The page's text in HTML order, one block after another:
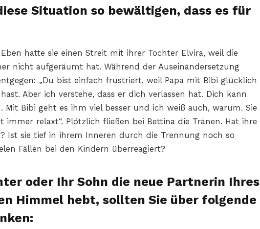
Situation so bewältigen, dass es für
hatte sie einen Streit mit ihrer Tochter Elvira, weil die
nicht aufgeräumt hat. Während der Auseinandersetzung
„Du bist einfach frustriert, weil Papa mit Bibi glücklich
Aber ich verstehe, dass er dich verlassen hat. Dich kann
Mit Bibi geht es ihm viel besser und ich weiß auch, warum. Sie
relaxt“. Plötzlich fließen bei Bettina die Tränen. Hat ihre
Ist sie tief in ihrem Inneren durch die Trennung noch so
Fällen bei den Kindern überreagiert?
oder Ihr Sohn die neue Partnerin Ihres
Himmel hebt, sollten Sie über folgende